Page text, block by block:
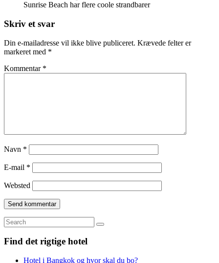
Sunrise Beach har flere coole strandbarer
Skriv et svar
Din e-mailadresse vil ikke blive publiceret. Krævede felter er
markeret med *
Kommentar *
Navn *
E-mail *
Websted
Search
for:
Find det rigtige hotel
Hotel i Bangkok og hvor skal du bo?